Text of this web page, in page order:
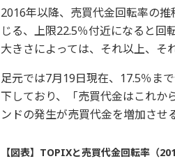
2016年以降、売買代金回転率の
じる、上限22.5％付近になると回
大きさによっては、それ以上、そ
足元では7月19日現在、17.5％ま
下しており、「売買代金はこれ
ンドの発生が売買代金を増加させ
【図表】TOPIXと売買代金回転率（